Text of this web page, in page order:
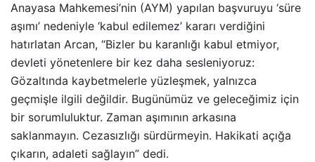
Anayasa Mahkemesi’nin (AYM) yapılan başvuruyu ‘süre
aşımı’ nedeniyle ‘kabul edilemez’ kararı verdiğini
hatırlatan Arcan, “Bizler bu karanlığı kabul etmiyor,
devleti yönetenlere bir kez daha sesleniyoruz:
Gözaltında kaybetmelerle yüzleşmek, yalnızca
geçmişle ilgili değildir. Bugünümüz ve geleceğimiz için
bir sorumluluktur. Zaman aşımının arkasına
saklanmayın. Cezasızlığı sürdürmeyin. Hakikati açığa
çıkarın, adaleti sağlayın” dedi.